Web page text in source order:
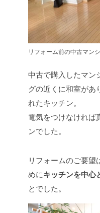
リフォーム前の中古マン
中古で購入したマン
グの近くに和室があ
れたキッチン。
電気をつけなければ
ンでした。
リフォームのご要望
めにキッチンを中心
とでした。